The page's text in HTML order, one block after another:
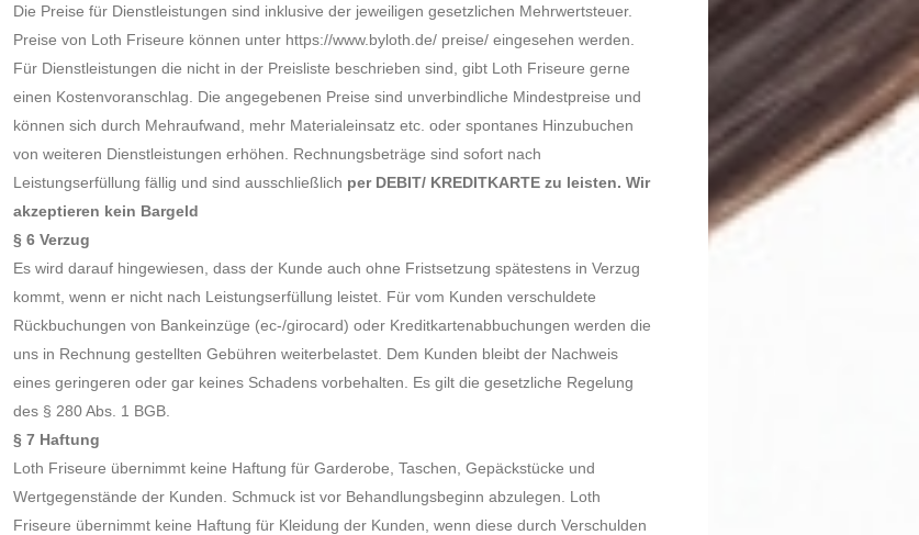
Die Preise für Dienstleistungen sind inklusive der jeweiligen gesetzlichen Mehrwertsteuer.
Preise von Loth Friseure können unter https://www.byloth.de/ preise/ eingesehen werden.
Für Dienstleistungen die nicht in der Preisliste beschrieben sind, gibt Loth Friseure gerne
einen Kostenvoranschlag. Die angegebenen Preise sind unverbindliche Mindestpreise und
können sich durch Mehraufwand, mehr Materialeinsatz etc. oder spontanes Hinzubuchen
von weiteren Dienstleistungen erhöhen. Rechnungsbeträge sind sofort nach
Leistungserfüllung fällig und sind ausschließlich per DEBIT/ KREDITKARTE zu leisten. Wir
akzeptieren kein Bargeld
§ 6 Verzug
Es wird darauf hingewiesen, dass der Kunde auch ohne Fristsetzung spätestens in Verzug
kommt, wenn er nicht nach Leistungserfüllung leistet. Für vom Kunden verschuldete
Rückbuchungen von Bankeinzüge (ec-/girocard) oder Kreditkartenabbuchungen werden die
uns in Rechnung gestellten Gebühren weiterbelastet. Dem Kunden bleibt der Nachweis
eines geringeren oder gar keines Schadens vorbehalten. Es gilt die gesetzliche Regelung
des § 280 Abs. 1 BGB.
§ 7 Haftung
Loth Friseure übernimmt keine Haftung für Garderobe, Taschen, Gepäckstücke und
Wertgegenstände der Kunden. Schmuck ist vor Behandlungsbeginn abzulegen. Loth
Friseure übernimmt keine Haftung für Kleidung der Kunden, wenn diese durch Verschulden